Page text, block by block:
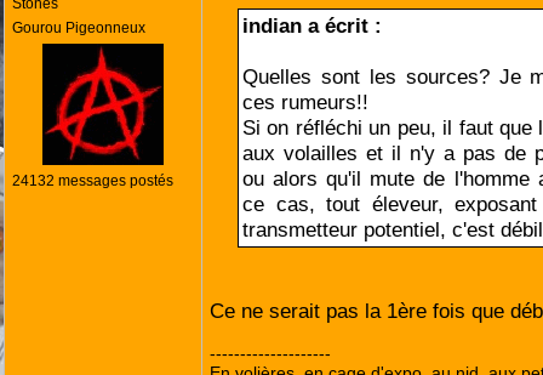
Stones
Gourou Pigeonneux
24132 messages postés
indian a écrit :
Quelles sont les sources? Je
ces rumeurs!!
Si on réfléchi un peu, il faut que
aux volailles et il n'y a pas de
ou alors qu'il mute de l'homme
ce cas, tout éleveur,
transmetteur potentiel, c'est
Ce ne serait pas la 1ère fois que
--------------------